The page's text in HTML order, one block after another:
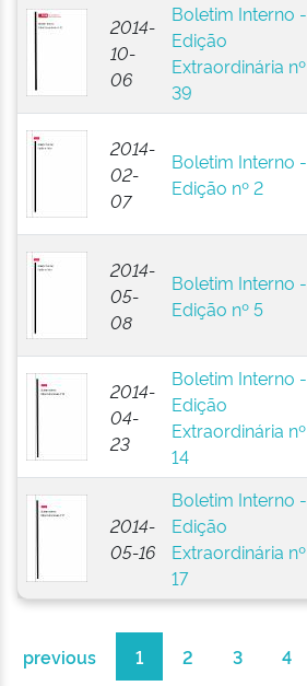
2014-
10-
06
Boletim Interno -
Edição
Extraordinária nº
39
2014-
02-
07
Boletim Interno -
Edição nº 2
2014-
05-
08
Boletim Interno -
Edição nº 5
2014-
04-
23
Boletim Interno -
Edição
Extraordinária nº
14
2014-
05-16
Boletim Interno -
Edição
Extraordinária nº
17
previous 1 2 3 4